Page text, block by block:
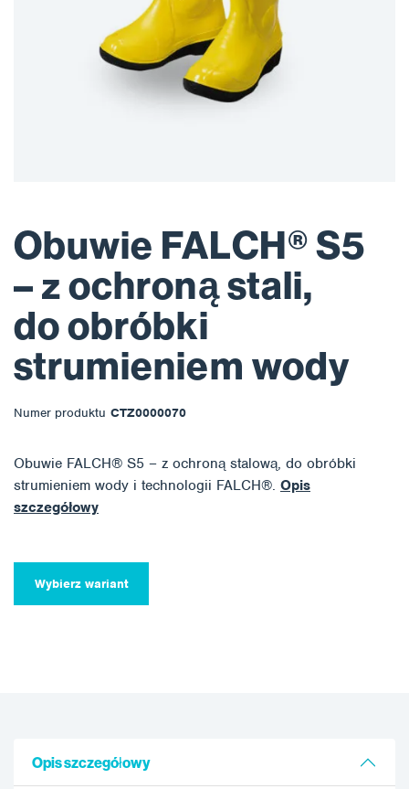
Obuwie FALCH® S5
– z ochroną stali,
do obróbki
strumieniem wody
Numer produktu CTZ0000070
Obuwie FALCH® S5 – z ochroną stalową, do obróbki
strumieniem wody i technologii FALCH®. Opis
szczegółowy
Wybierz wariant
Opis szczegółowy